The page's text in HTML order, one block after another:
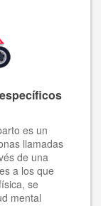
es un
llamadas
de una
a los que
se
mental